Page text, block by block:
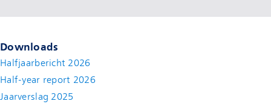
Downloads
Halfjaarbericht 2026
Half-year report 2026
Jaarverslag 2025